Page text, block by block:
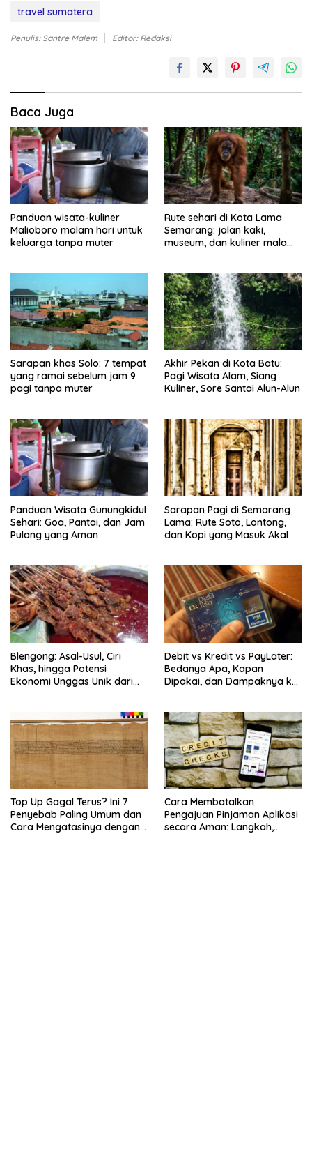
travel sumatera
Penulis: Santre Malem Editor: Redaksi
Baca Juga
Panduan wisata-kuliner
Malioboro malam hari untuk
keluarga tanpa muter
Rute sehari di Kota Lama
Semarang: jalan kaki,
museum, dan kuliner malam
Sarapan khas Solo: 7 tempat
yang ramai sebelum jam 9
pagi tanpa muter
Akhir Pekan di Kota Batu:
Pagi Wisata Alam, Siang
Kuliner, Sore Santai Alun-Alun
Panduan Wisata Gunungkidul
Sehari: Goa, Pantai, dan Jam
Pulang yang Aman
Sarapan Pagi di Semarang
Lama: Rute Soto, Lontong,
dan Kopi yang Masuk Akal
Blengong: Asal-Usul, Ciri
Khas, hingga Potensi
Ekonomi Unggas Unik dari
Debit vs Kredit vs PayLater:
Bedanya Apa, Kapan
Dipakai, dan Dampaknya ke
Top Up Gagal Terus? Ini 7
Penyebab Paling Umum dan
Cara Mengatasinya dengan
Cara Membatalkan
Pengajuan Pinjaman Aplikasi
secara Aman: Langkah,